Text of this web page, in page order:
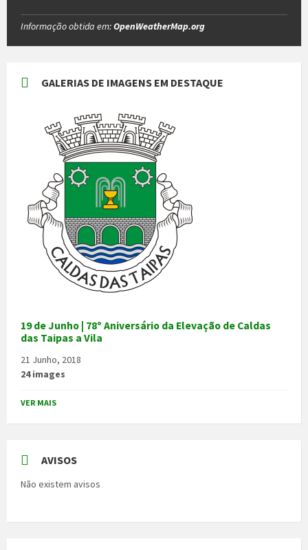
Informação obtida em:OpenWeatherMap.org
GALERIAS DE IMAGENS EM DESTAQUE
19 de Junho | 78º Aniversário da Elevação de Caldas
das Taipas a Vila
21 Junho, 2018
24 images
VER MAIS
AVISOS
Não existem avisos